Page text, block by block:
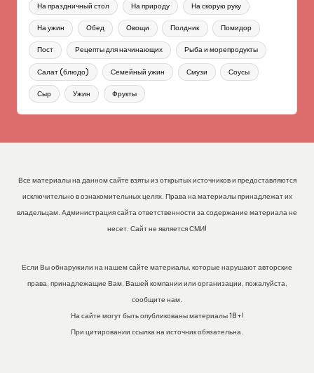
На праздничный стол На природу На скорую руку
На ужин Обед Овощи Полдник Помидор
Пост Рецепты для начинающих Рыба и морепродукты
Салат (блюдо) Семейный ужин Смузи Соусы
Сыр Ужин Фрукты
Все материалы на данном сайте взяты из открытых источников и предоставляются
исключительно в ознакомительных целях. Права на материалы принадлежат их
владельцам. Администрация сайта ответственности за содержание материала не
несет. Сайт не является СМИ!
Если Вы обнаружили на нашем сайте материалы, которые нарушают авторские
права, принадлежащие Вам, Вашей компании или организации, пожалуйста,
сообщите нам.
На сайте могут быть опубликованы материалы 18+!
При цитировании ссылка на источник обязательна.